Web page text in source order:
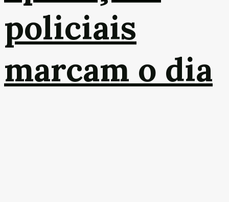
policiais
marcam o dia